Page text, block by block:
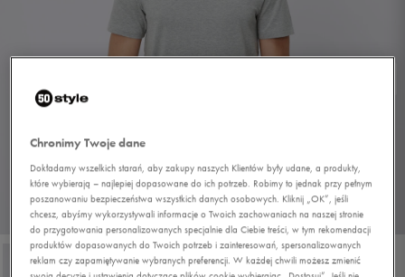
Chronimy Twoje dane
Dokładamy wszelkich starań, aby zakupy naszych Klientów były udane, a produkty,
które wybierają – najlepiej dopasowane do ich potrzeb. Robimy to jednak przy pełnym
poszanowaniu bezpieczeństwa wszystkich danych osobowych. Kliknij „OK”, jeśli
chcesz, abyśmy wykorzystywali informacje o Twoich zachowaniach na naszej stronie
do przygotowania personalizowanych specjalnie dla Ciebie treści, w tym rekomendacji
produktów dopasowanych do Twoich potrzeb i zainteresowań, spersonalizowanych
reklam czy zapamiętywanie wybranych preferencji. W każdej chwili możesz zmienić